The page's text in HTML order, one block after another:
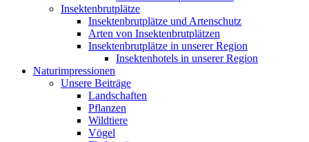
Insektenbrutplätze
Insektenbrutplätze und Artenschutz
Arten von Insektenbrutplätzen
Insektenbrutplätze in unserer Region
Insektenhotels in unserer Region
Naturimpressionen
Unsere Beiträge
Landschaften
Pflanzen
Wildtiere
Vögel